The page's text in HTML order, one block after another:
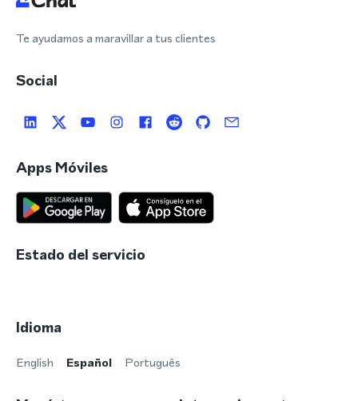
Te ayudamos a maravillar a tus clientes
Social
Apps Móviles
Estado del servicio
Idioma
English Español Português